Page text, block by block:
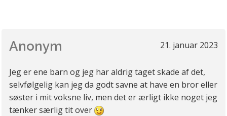
21. januar 2023
Anonym
Jeg er ene barn og jeg har aldrig taget skade af det,
selvfølgelig kan jeg da godt savne at have en bror eller
søster i mit voksne liv, men det er ærligt ikke noget jeg
tænker særlig tit over